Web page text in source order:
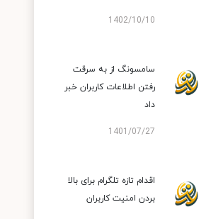
1402/10/10
سامسونگ از به سرقت
رفتن اطلاعات کاربران خبر
داد
1401/07/27
اقدام تازه تلگرام برای بالا
بردن امنیت کاربران